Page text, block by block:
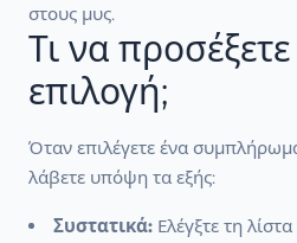
στους μυς.
Τι να
επιλογή;
Όταν επιλέγετε ένα
λάβετε υπόψη τα εξής:
Συστατικά: Ελέγξτε τη